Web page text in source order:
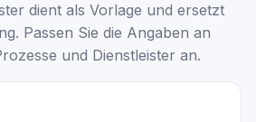
dient als Vorlage und ersetzt
Passen Sie die Angaben an
und Dienstleister an.